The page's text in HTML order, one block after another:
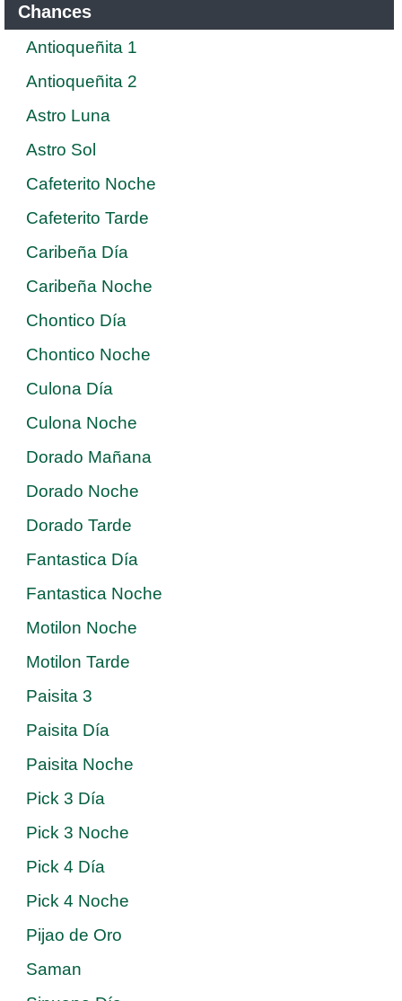
Chances
Antioqueñita 1
Antioqueñita 2
Astro Luna
Astro Sol
Cafeterito Noche
Cafeterito Tarde
Caribeña Día
Caribeña Noche
Chontico Día
Chontico Noche
Culona Día
Culona Noche
Dorado Mañana
Dorado Noche
Dorado Tarde
Fantastica Día
Fantastica Noche
Motilon Noche
Motilon Tarde
Paisita 3
Paisita Día
Paisita Noche
Pick 3 Día
Pick 3 Noche
Pick 4 Día
Pick 4 Noche
Pijao de Oro
Saman